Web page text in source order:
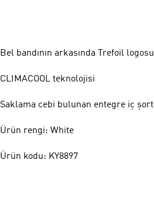
Bel bandının arkasında Trefoil logosu
CLIMACOOL teknolojisi
Saklama cebi bulunan entegre iç şort
Ürün rengi: White
Ürün kodu: KY8897